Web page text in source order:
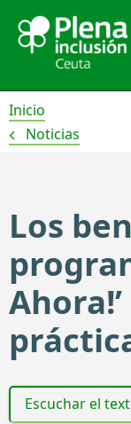
contenido
Inicio
Noticias
Los
Escuchar el